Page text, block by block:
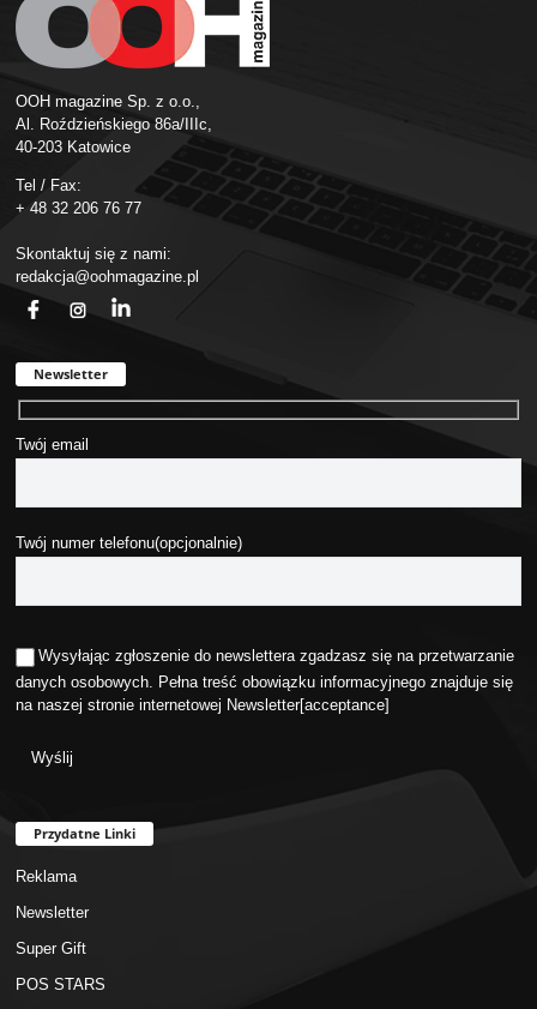
OOH magazine Sp. z o.o.,
Al. Roździeńskiego 86a/IIIc,
40-203 Katowice
Tel / Fax:
+ 48 32 206 76 77
Skontaktuj się z nami:
redakcja@oohmagazine.pl
Newsletter
Twój email
Twój numer telefonu(opcjonalnie)
Wysyłając zgłoszenie do newslettera zgadzasz się na przetwarzanie
danych osobowych. Pełna treść obowiązku informacyjnego znajduje się
na naszej stronie internetowej Newsletter[acceptance]
Przydatne Linki
Reklama
Newsletter
Super Gift
POS STARS